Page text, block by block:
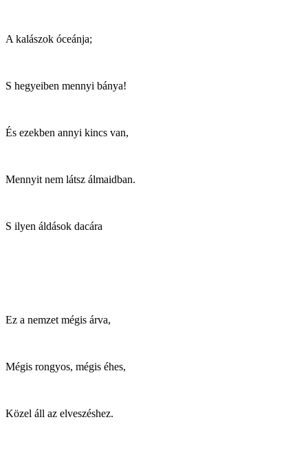
A kalászok óceánja;
S hegyeiben mennyi bánya!
És ezekben annyi kincs van,
Mennyit nem látsz álmaidban.
S ilyen áldások dacára
Ez a nemzet mégis árva,
Mégis rongyos, mégis éhes,
Közel áll az elveszéshez.